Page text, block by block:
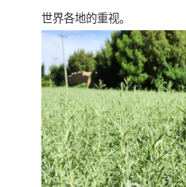
世界各地的重视。